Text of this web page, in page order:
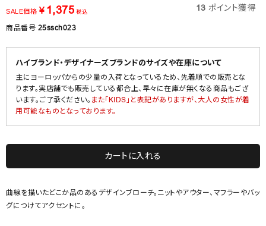
SALE価格 ¥ 1,375 税込 13 ポイント獲得
商品番号 25ssch023
ハイブランド・デザイナーズブランドのサイズや在庫について
主にヨーロッパからの少量の入荷となっているため、先着順での販売とな
ります。実店舗でも販売している都合上、早々に在庫が無くなる商品もござ
います。ご了承ください。 また「KIDS」と表記がありますが、大人の女性が着
用可能なものとなっております。
カートに入れる
曲線を描いたどこか品のあるデザインブローチ。ニットやアウター、マフラーやバッ
グにつけてアクセントに。